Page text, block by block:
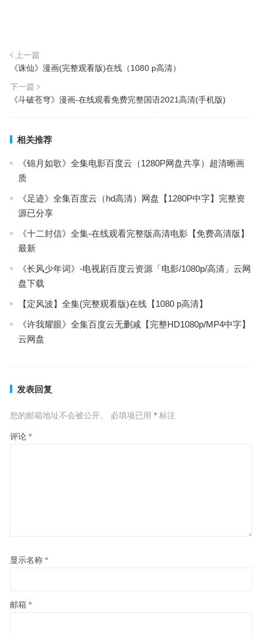
上一篇
《诛仙》漫画(完整观看版)在线（1080 p高清）
下一篇
《斗破苍穹》漫画-在线观看免费完整国语2021高清(手机版)
相关推荐
《锦月如歌》全集电影百度云（1280P网盘共享）超清晰画
质
《足迹》全集百度云（hd高清）网盘【1280P中字】完整资
源已分享
《十二封信》全集-在线观看完整版高清电影【免费高清版】
最新
《长风少年词》-电视剧百度云资源「电影/1080p/高清」云网
盘下载
【定风波】全集(完整观看版)在线【1080 p高清】
《许我耀眼》全集百度云无删减【完整HD1080p/MP4中字】
云网盘
发表回复
您的邮箱地址不会被公开。 必填项已用 *标注
评论 *
显示名称 *
邮箱 *